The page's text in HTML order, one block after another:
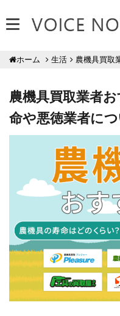
ホーム 生活 農機具買取
農機具買取業者
命や悪徳業者に